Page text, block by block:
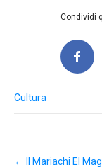
Condividi
Cultura
← Il Mariachi El